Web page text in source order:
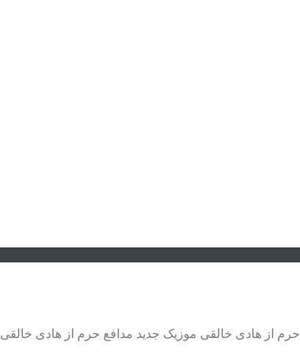
از هادی خالقی موزیک جدید مدافع حرم از هادی خالقی